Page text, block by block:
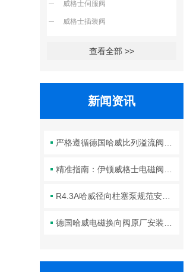
威格士伺服阀
威格士插装阀
查看全部 >>
新闻资讯